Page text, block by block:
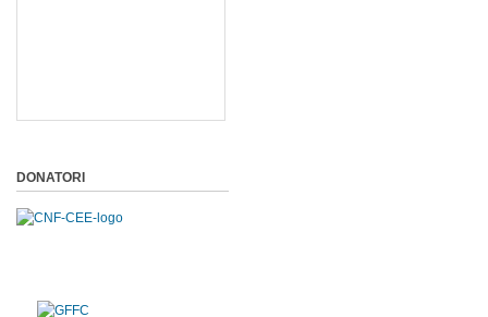
DONATORI